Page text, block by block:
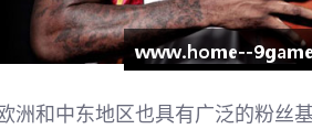
洲和中东地区也具有广泛的粉丝